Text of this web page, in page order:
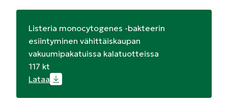
Listeria monocytogenes -bakteerin
esiintyminen vähittäiskaupan
vakuumipakatuissa kalatuotteissa
117 kt
Lataa